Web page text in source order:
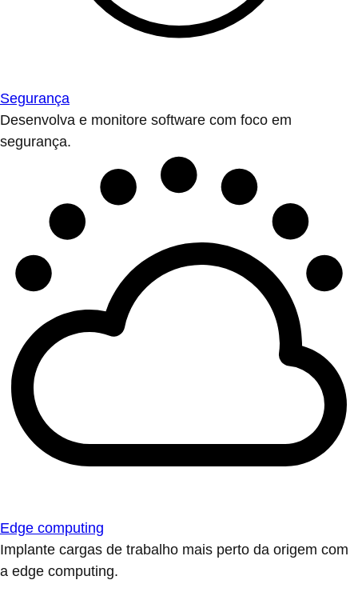
Segurança
Desenvolva e monitore software com foco em
segurança.
Edge computing
Implante cargas de trabalho mais perto da origem com
a edge computing.